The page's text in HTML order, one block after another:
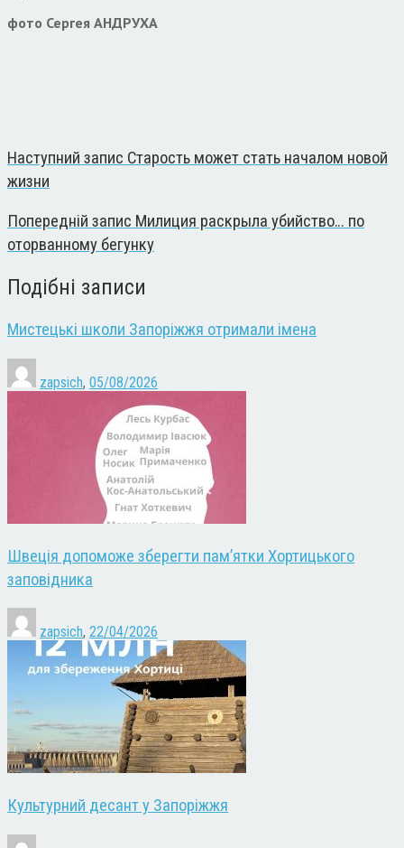
фото Сергея АНДРУХА
Наступний запис Старость может стать началом новой
жизни
Попередній запис Ми­ли­ция рас­к­ры­ла убий­ст­во… по
отор­ван­но­му бе­гун­ку
Подібні записи
Мистецькі школи Запоріжжя отримали імена
zapsich, 05/08/2026
Швеція допоможе зберегти пам’ятки Хортицького
заповідника
zapsich, 22/04/2026
Культурний десант у Запоріжжя